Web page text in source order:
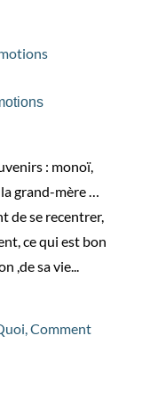
: monoï,
la grand-mère …
de se recentrer,
ce qui est bon
,de sa vie...